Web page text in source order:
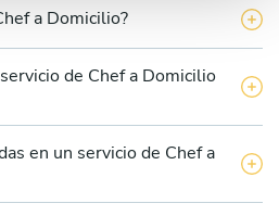
a Domicilio?
de Chef a Domicilio
en un servicio de Chef a